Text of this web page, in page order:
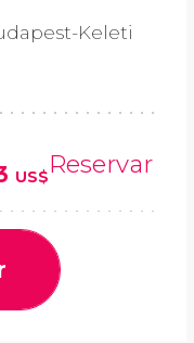
Keleti
US$Reservar